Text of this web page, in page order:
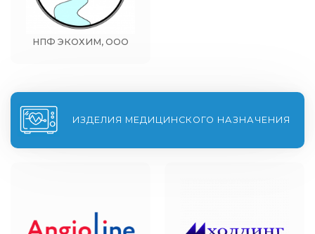
НПФ ЭКОХИМ, ООО
ИЗДЕЛИЯ МЕДИЦИНСКОГО НАЗНАЧЕНИЯ